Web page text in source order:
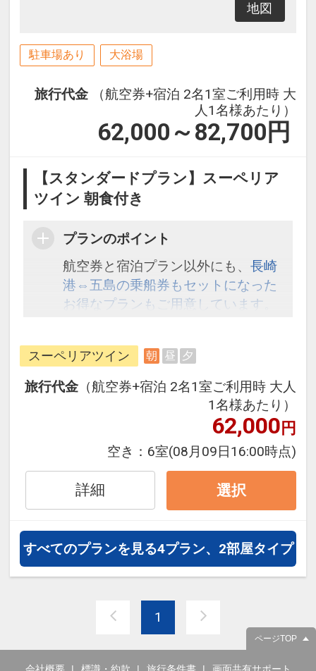
地図
駐車場あり 大浴場
旅行代金
（航空券+宿泊 2名1室ご利用時 大
人1名様あたり）
62,000～82,700 円
【スタンダードプラン】スーペリア
ツイン 朝食付き
プランのポイント
航空券と宿泊プラン以外にも、長崎
港⇔五島の乗船券もセットになった
お得なプランもご用意しています。
スーペリアツイン 朝 昼 夕
旅行代金 （航空券+宿泊 2名1室ご利用時 大人
1名様あたり）
62,000円
空き： 6室(08月09日16:00時点)
詳細 選択
すべてのプランを見る4プラン、2部屋タイプ
1
ページTOP